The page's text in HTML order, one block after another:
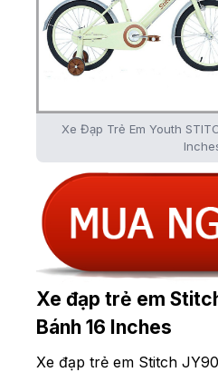
Xe Đạp Trẻ Em Youth
Xe đạp trẻ em
Bánh 16 Inches
Xe đạp trẻ em Stitch